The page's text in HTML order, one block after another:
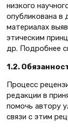
низкого
опубликована в
материалах
этическим
др. Подробнее
1.2.
Процесс
редакции в
помочь автору
связи с этим